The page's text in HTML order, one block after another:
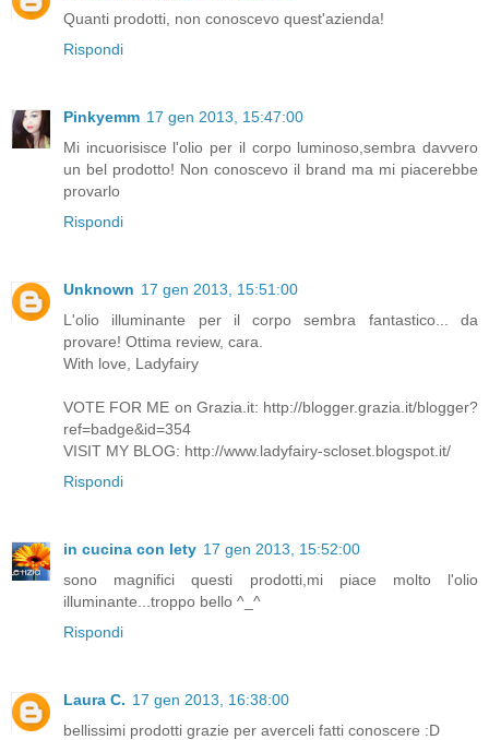
Quanti prodotti, non conoscevo quest'azienda!
Rispondi
Pinkyemm 17 gen 2013, 15:47:00
Mi incuorisisce l'olio per il corpo luminoso,sembra davvero
un bel prodotto! Non conoscevo il brand ma mi piacerebbe
provarlo
Rispondi
Unknown 17 gen 2013, 15:51:00
L'olio illuminante per il corpo sembra fantastico... da
provare! Ottima review, cara.
With love, Ladyfairy
VOTE FOR ME on Grazia.it: http://blogger.grazia.it/blogger?
ref=badge&id=354
VISIT MY BLOG: http://www.ladyfairy-scloset.blogspot.it/
Rispondi
in cucina con lety 17 gen 2013, 15:52:00
sono magnifici questi prodotti,mi piace molto l'olio
illuminante...troppo bello ^_^
Rispondi
Laura C. 17 gen 2013, 16:38:00
bellissimi prodotti grazie per averceli fatti conoscere :D